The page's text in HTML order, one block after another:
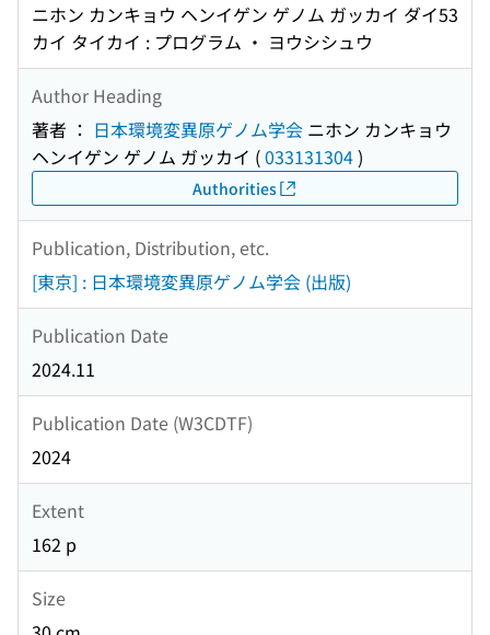
ニホン カンキョウ ヘンイゲン ゲノム ガッカイ ダイ53
カイ タイカイ : プログラム ・ ヨウシシュウ
Author Heading
著者 ： 日本環境変異原ゲノム学会 ニホン カンキョウ
ヘンイゲン ゲノム ガッカイ (033131304)
Authorities
Publication, Distribution, etc.
[東京] : 日本環境変異原ゲノム学会 (出版)
Publication Date
2024.11
Publication Date (W3CDTF)
2024
Extent
162 p
Size